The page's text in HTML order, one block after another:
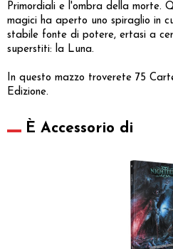
Primordiali e l'ombra della morte.
magici ha aperto uno spiraglio in
stabile fonte di potere, ertasi a
superstiti: la Luna.
In questo mazzo troverete 75
Edizione.
È Accessorio di